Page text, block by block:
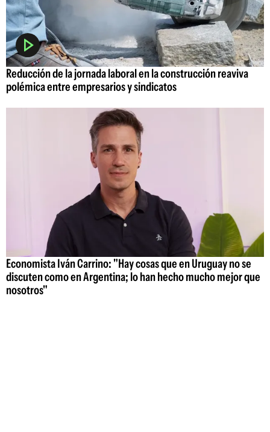
Reducción de la jornada laboral en la construcción reaviva
polémica entre empresarios y sindicatos
Economista Iván Carrino: "Hay cosas que en Uruguay no se
discuten como en Argentina; lo han hecho mucho mejor que
nosotros"